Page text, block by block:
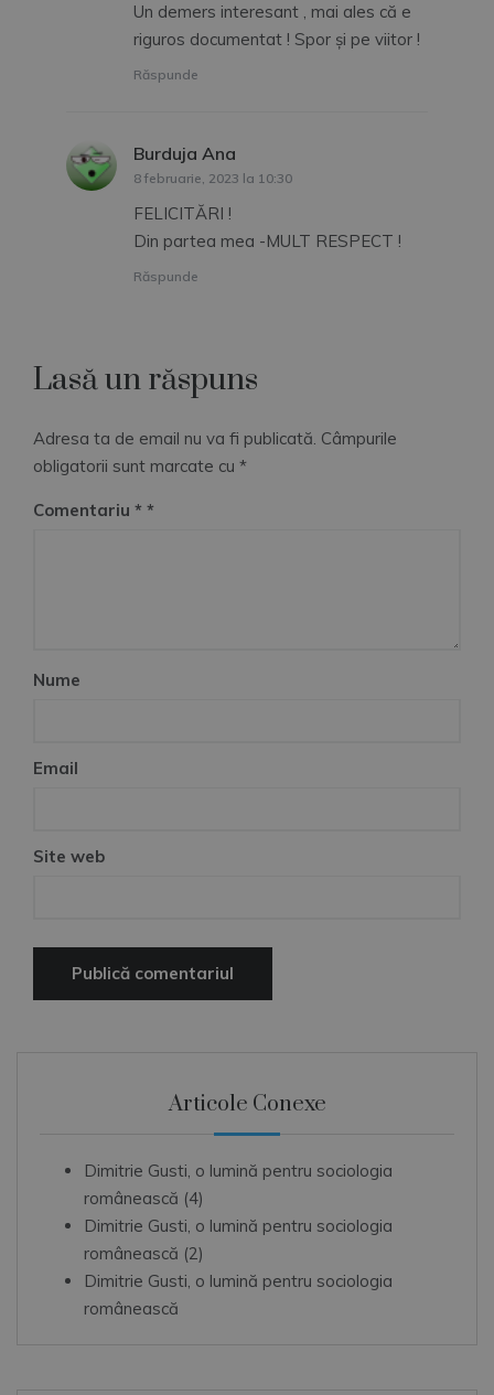
Un demers interesant , mai ales că e
riguros documentat ! Spor și pe viitor !
Răspunde
Burduja Ana
8 februarie, 2023 la 10:30
FELICITĂRI !
Din partea mea -MULT RESPECT !
Răspunde
Lasă un răspuns
Adresa ta de email nu va fi publicată. Câmpurile
obligatorii sunt marcate cu *
Comentariu *
Nume
Email
Site web
Articole Conexe
Dimitrie Gusti, o lumină pentru sociologia
românească (4)
Dimitrie Gusti, o lumină pentru sociologia
românească (2)
Dimitrie Gusti, o lumină pentru sociologia
românească